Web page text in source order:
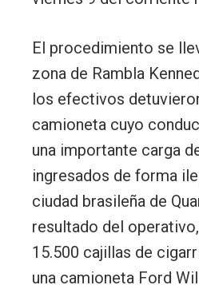
El procedimiento se
zona de Rambla
los efectivos
camioneta cuyo
una importante carga
ingresados de forma
ciudad brasileña de
resultado del
15.500 cajillas de
una camioneta Ford